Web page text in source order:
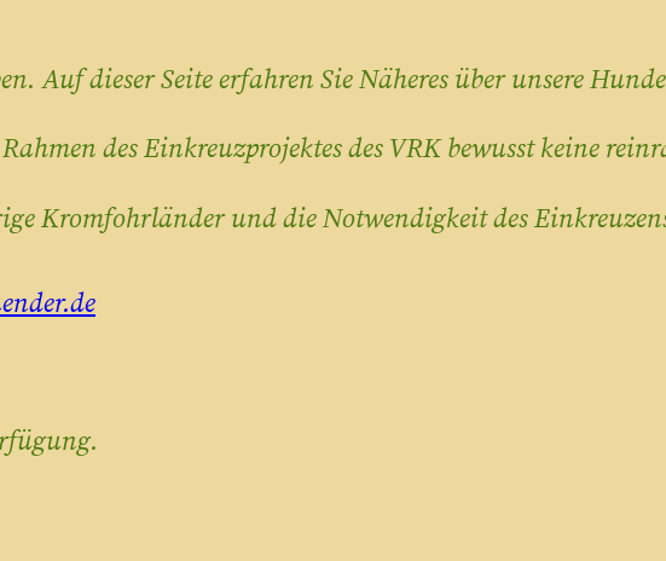
Auf dieser Seite erfahren Sie Näheres über unsere
des Einkreuzprojektes des VRK bewusst keine
Kromfohrländer und die Notwendigkeit des